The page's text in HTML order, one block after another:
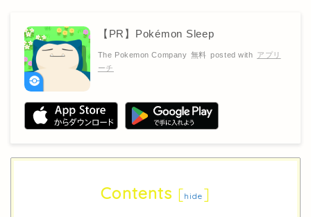
【PR】Pokémon Sleep
The Pokemon Company 無料 posted with アプリ
ーチ
Contents [hide ]